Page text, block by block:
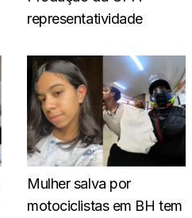
representatividade
Mulher salva por
motociclistas em BH tem